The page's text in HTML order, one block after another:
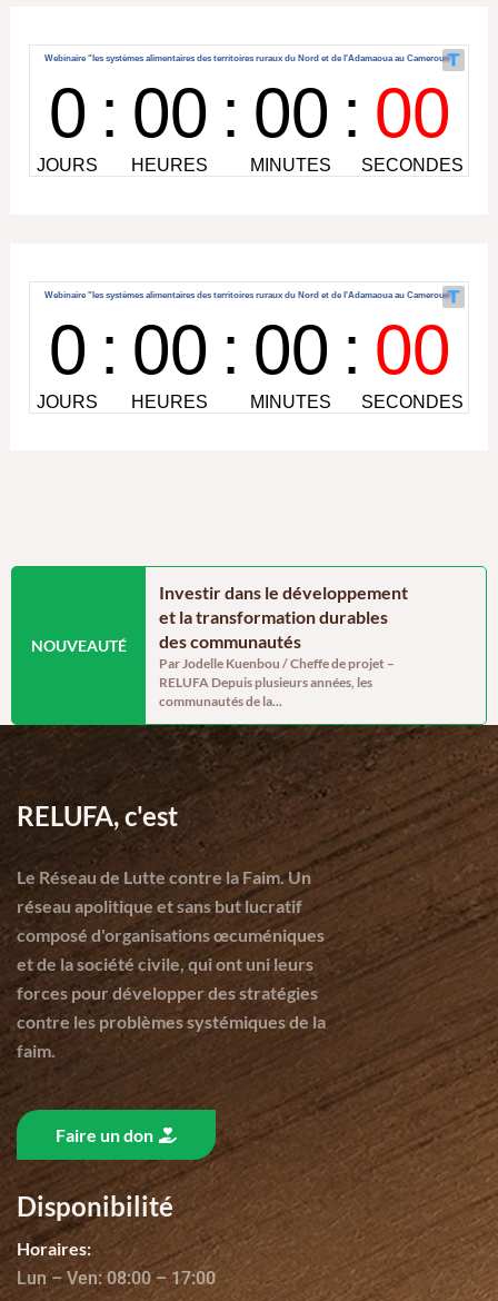
NOUVEAUTÉ
assessment,
of 238,332 tonnes of
Investir dans le développement
et la transformation durables
des communautés
Par Jodelle Kuenbou / Cheffe de projet –
RELUFA Depuis plusieurs années, les
communautés de la...
RELUFA, c'est
Le Réseau de Lutte contre la Faim. Un
réseau apolitique et sans but lucratif
composé d'organisations œcuméniques
et de la société civile, qui ont uni leurs
forces pour développer des stratégies
contre les problèmes systémiques de la
faim.
Faire un don
Disponibilité
Horaires:
Lun – Ven: 08:00 – 17:00